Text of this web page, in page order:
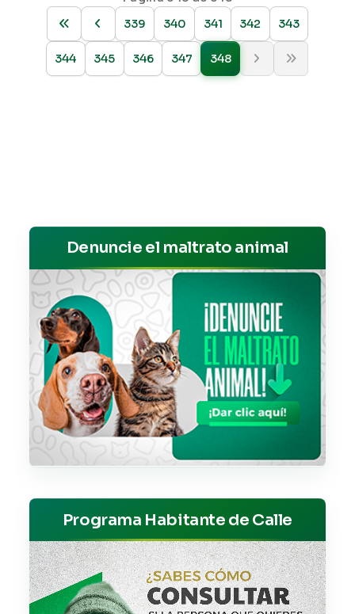
339
340 341 342 343
344 345 346 347 348
Denuncie el maltrato animal
Programa Habitante de Calle